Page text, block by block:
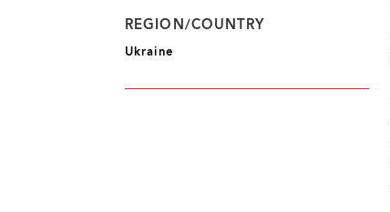
REGION/COUNTRY
Ukraine